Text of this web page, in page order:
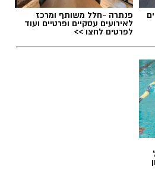
פנתרה -חלל משותף ומרכז
לאירועים עסקיים ופרטיים ועוד
לפרטים לחצו >>